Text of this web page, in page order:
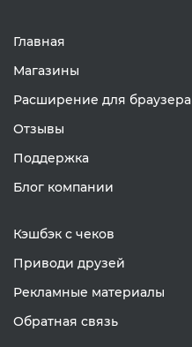
Главная
Магазины
Расширение для браузера
Отзывы
Поддержка
Блог компании
Кэшбэк с чеков
Приводи друзей
Рекламные материалы
Обратная связь